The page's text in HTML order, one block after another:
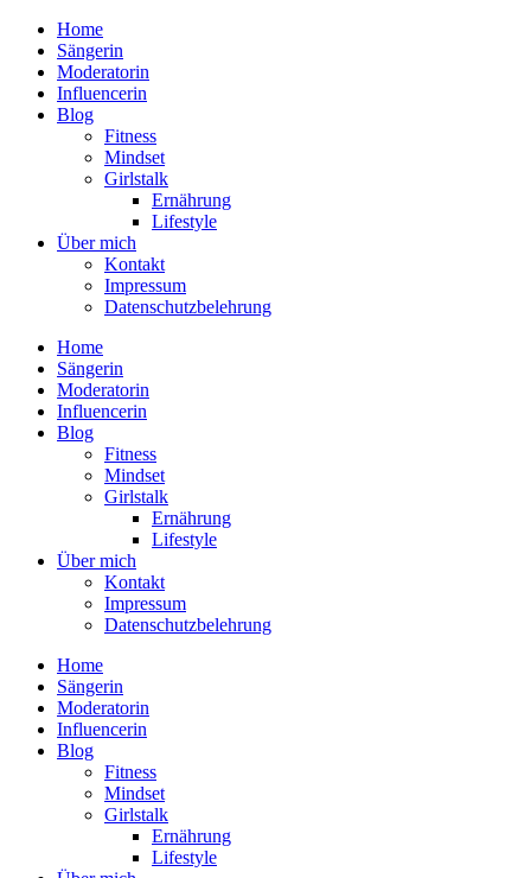
Home
Sängerin
Moderatorin
Influencerin
Blog
Fitness
Mindset
Girlstalk
Ernährung
Lifestyle
Über mich
Kontakt
Impressum
Datenschutzbelehrung
Home
Sängerin
Moderatorin
Influencerin
Blog
Fitness
Mindset
Girlstalk
Ernährung
Lifestyle
Über mich
Kontakt
Impressum
Datenschutzbelehrung
Home
Sängerin
Moderatorin
Influencerin
Blog
Fitness
Mindset
Girlstalk
Ernährung
Lifestyle